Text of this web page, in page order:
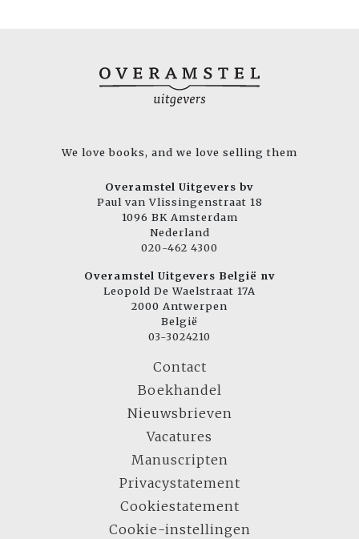
We love books, and we love selling them
Overamstel Uitgevers bv
Paul van Vlissingenstraat 18
1096 BK Amsterdam
Nederland
020-462 4300
Overamstel Uitgevers België nv
Leopold De Waelstraat 17A
2000 Antwerpen
België
03-3024210
Contact
Boekhandel
Nieuwsbrieven
Vacatures
Manuscripten
Privacystatement
Cookiestatement
Cookie-instellingen